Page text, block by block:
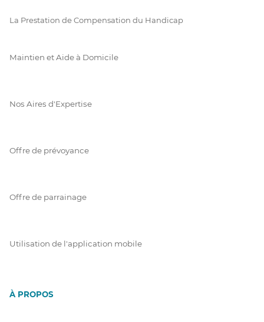
La Prestation de Compensation du Handicap
Maintien et Aide à Domicile
Nos Aires d'Expertise
Offre de prévoyance
Offre de parrainage
Utilisation de l'application mobile
À PROPOS